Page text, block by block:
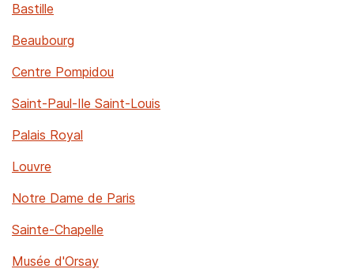
Bastille
Beaubourg
Centre Pompidou
Saint-Paul-Ile Saint-Louis
Palais Royal
Louvre
Notre Dame de Paris
Sainte-Chapelle
Musée d'Orsay